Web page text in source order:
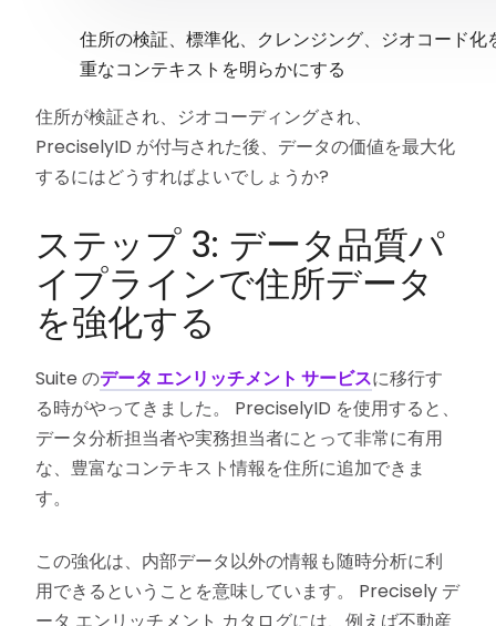
住所の検証、標準化、クレンジング、ジオコード
重なコンテキストを明らかにする
住所が検証され、ジオコーディングされ、
PreciselyID が付与された後、データの価値を最大化
するにはどうすればよいでしょうか?
ステップ 3: データ品質パ
イプラインで住所データ
を強化する
Suite のデータ エンリッチメント サービスに移行す
る時がやってきました。 PreciselyID を使用すると、
データ分析担当者や実務担当者にとって非常に有用
な、豊富なコンテキスト情報を住所に追加できま
す。
この強化は、内部データ以外の情報も随時分析に利
用できるということを意味しています。 Precisely デ